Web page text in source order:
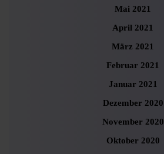
Mai 2021
April 2021
März 2021
Februar 2021
Januar 2021
Dezember 2020
November 2020
Oktober 2020